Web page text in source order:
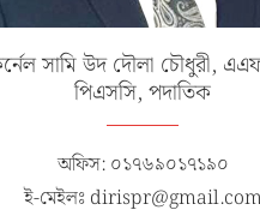
সামি উদ দৌলা চৌধুরী,
পিএসসি, পদাতিক
অফিস: ০১৭৬৯০১৭১৯০
ই-মেইলঃ